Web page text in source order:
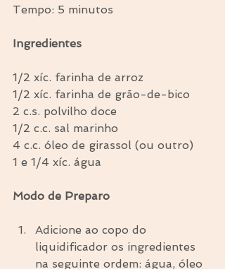
Tempo: 5 minutos
Ingredientes
1/2 xíc. farinha de arroz
1/2 xíc. farinha de grão-de-bico
2 c.s. polvilho doce
1/2 c.c. sal marinho
4 c.c. óleo de girassol (ou outro)
1 e 1/4 xíc. água
Modo de Preparo
Adicione ao copo do
liquidificador os ingredientes
na seguinte ordem: água, óleo